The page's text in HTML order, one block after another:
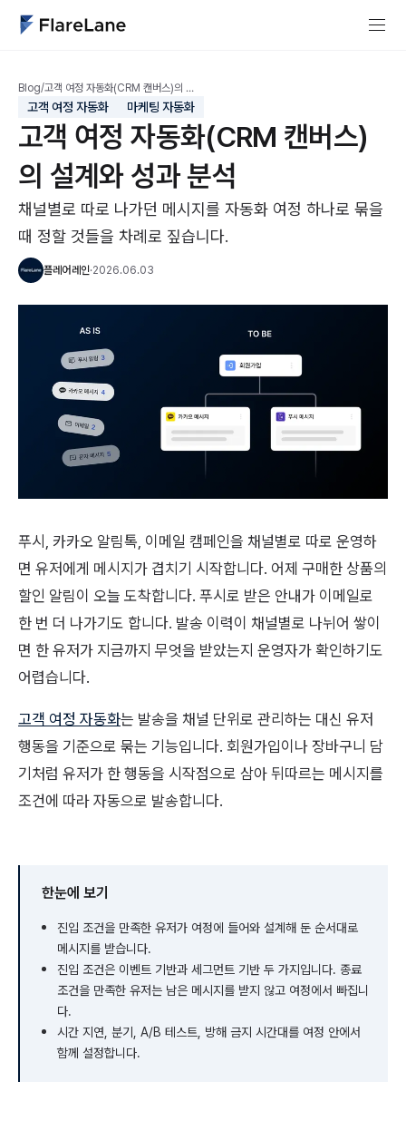
Blog/고객 여정 자동화(CRM 캔버스)의 …
고객 여정 자동화 마케팅 자동화
고객 여정 자동화(CRM 캔버스)
의 설계와 성과 분석
채널별로 따로 나가던 메시지를 자동화 여정 하나로 묶을
때 정할 것들을 차례로 짚습니다.
플레어레인·2026.06.03
푸시, 카카오 알림톡, 이메일 캠페인을 채널별로 따로 운영하
면 유저에게 메시지가 겹치기 시작합니다. 어제 구매한 상품의
할인 알림이 오늘 도착합니다. 푸시로 받은 안내가 이메일로
한 번 더 나가기도 합니다. 발송 이력이 채널별로 나뉘어 쌓이
면 한 유저가 지금까지 무엇을 받았는지 운영자가 확인하기도
어렵습니다.
고객 여정 자동화는 발송을 채널 단위로 관리하는 대신 유저
행동을 기준으로 묶는 기능입니다. 회원가입이나 장바구니 담
기처럼 유저가 한 행동을 시작점으로 삼아 뒤따르는 메시지를
조건에 따라 자동으로 발송합니다.
한눈에 보기
진입 조건을 만족한 유저가 여정에 들어와 설계해 둔 순서대로
메시지를 받습니다.
진입 조건은 이벤트 기반과 세그먼트 기반 두 가지입니다. 종료
조건을 만족한 유저는 남은 메시지를 받지 않고 여정에서 빠집니
다.
시간 지연, 분기, A/B 테스트, 방해 금지 시간대를 여정 안에서
함께 설정합니다.